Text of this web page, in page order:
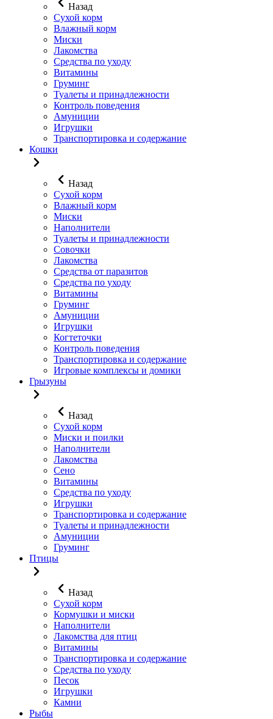
Назад
Сухой корм
Влажный корм
Миски
Лакомства
Средства по уходу
Витамины
Груминг
Туалеты и принадлежности
Контроль поведения
Амуниции
Игрушки
Транспортировка и содержание
Кошки
Назад
Сухой корм
Влажный корм
Миски
Наполнители
Туалеты и принадлежности
Совочки
Лакомства
Средства от паразитов
Средства по уходу
Витамины
Груминг
Амуниции
Игрушки
Когтеточки
Контроль поведения
Транспортировка и содержание
Игровые комплексы и домики
Грызуны
Назад
Сухой корм
Миски и поилки
Наполнители
Лакомства
Сено
Витамины
Средства по уходу
Игрушки
Транспортировка и содержание
Туалеты и принадлежности
Амуниции
Груминг
Птицы
Назад
Сухой корм
Кормушки и миски
Наполнители
Лакомства для птиц
Витамины
Транспортировка и содержание
Средства по уходу
Песок
Игрушки
Камни
Рыбы